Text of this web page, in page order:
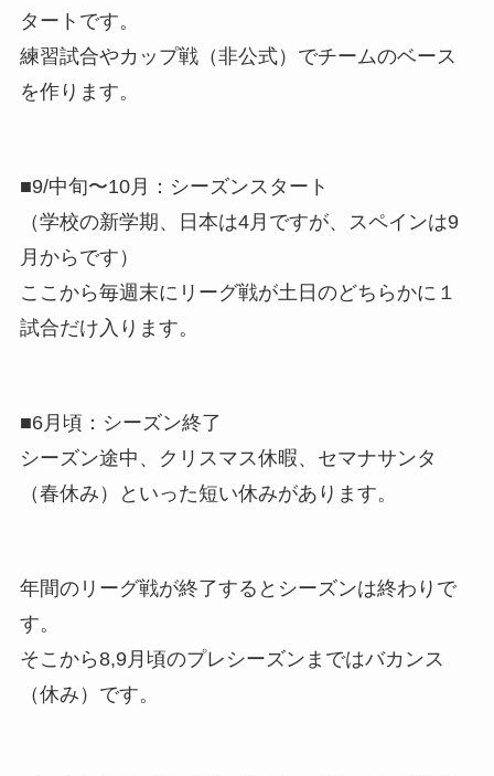
タートです。
練習試合やカップ戦（非公式）でチームのベース
を作ります。
■9/中旬〜10月：シーズンスタート
（学校の新学期、日本は4月ですが、スペインは9
月からです）
ここから毎週末にリーグ戦が土日のどちらかに１
試合だけ入ります。
■6月頃：シーズン終了
シーズン途中、クリスマス休暇、セマナサンタ
（春休み）といった短い休みがあります。
年間のリーグ戦が終了するとシーズンは終わりで
す。
そこから8,9月頃のプレシーズンまではバカンス
（休み）です。